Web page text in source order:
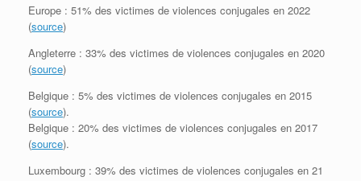
Europe : 51% des victimes de violences conjugales en 2022
(source)
Angleterre : 33% des victimes de violences conjugales en 2020
(source)
Belgique : 5% des victimes de violences conjugales en 2015
(source).
Belgique : 20% des victimes de violences conjugales en 2017
(source).
Luxembourg : 39% des victimes de violences conjugales en 21